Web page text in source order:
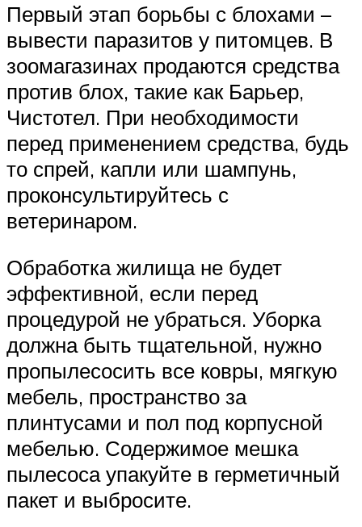
Первый этап борьбы с блохами –
вывести паразитов у питомцев. В
зоомагазинах продаются средства
против блох, такие как Барьер,
Чистотел. При необходимости
перед применением средства, будь
то спрей, капли или шампунь,
проконсультируйтесь с
ветеринаром.
Обработка жилища не будет
эффективной, если перед
процедурой не убраться. Уборка
должна быть тщательной, нужно
пропылесосить все ковры, мягкую
мебель, пространство за
плинтусами и пол под корпусной
мебелью. Содержимое мешка
пылесоса упакуйте в герметичный
пакет и выбросите.